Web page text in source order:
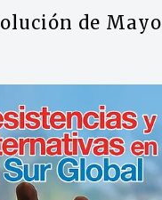
de Mayo